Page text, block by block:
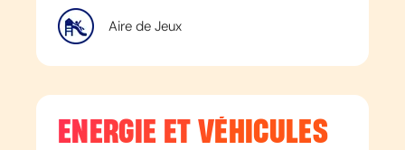
Aire de Jeux
ENERGIE ET VÉHICULES